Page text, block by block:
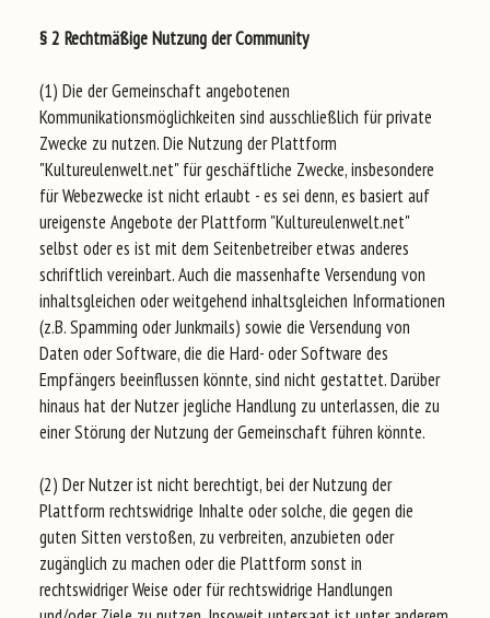
§ 2 Rechtmäßige Nutzung der Community
(1) Die der Gemeinschaft angebotenen
Kommunikationsmöglichkeiten sind ausschließlich für private
Zwecke zu nutzen. Die Nutzung der Plattform
"Kultureulenwelt.net" für geschäftliche Zwecke, insbesondere
für Webezwecke ist nicht erlaubt - es sei denn, es basiert auf
ureigenste Angebote der Plattform "Kultureulenwelt.net"
selbst oder es ist mit dem Seitenbetreiber etwas anderes
schriftlich vereinbart. Auch die massenhafte Versendung von
inhaltsgleichen oder weitgehend inhaltsgleichen Informationen
(z.B. Spamming oder Junkmails) sowie die Versendung von
Daten oder Software, die die Hard- oder Software des
Empfängers beeinflussen könnte, sind nicht gestattet. Darüber
hinaus hat der Nutzer jegliche Handlung zu unterlassen, die zu
einer Störung der Nutzung der Gemeinschaft führen könnte.
(2) Der Nutzer ist nicht berechtigt, bei der Nutzung der
Plattform rechtswidrige Inhalte oder solche, die gegen die
guten Sitten verstoßen, zu verbreiten, anzubieten oder
zugänglich zu machen oder die Plattform sonst in
rechtswidriger Weise oder für rechtswidrige Handlungen